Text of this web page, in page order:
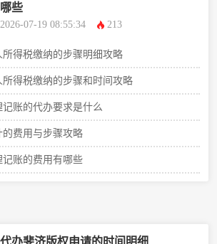
哪些
2026-07-19 08:55:34 213
得税缴纳的步骤明细攻略
得税缴纳的步骤和时间攻略
账的代办要求是什么
费用与步骤攻略
账的费用有哪些
代办斐济版权申请的时间明细